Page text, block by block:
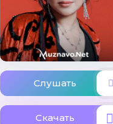
Слушать
Скачать